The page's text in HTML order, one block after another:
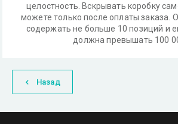
целостность. Вскрывать коробку
можете только после оплаты заказа.
содержать не больше 10 позиций и
должна превышать 100
Назад